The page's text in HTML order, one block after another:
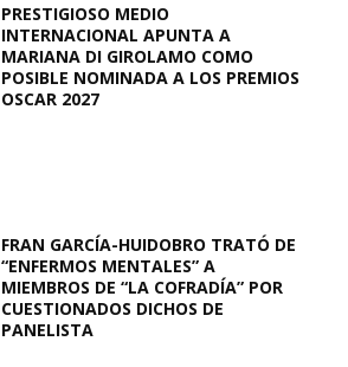
PRESTIGIOSO MEDIO
INTERNACIONAL APUNTA A
MARIANA DI GIROLAMO COMO
POSIBLE NOMINADA A LOS PREMIOS
OSCAR 2027
FRAN GARCÍA-HUIDOBRO TRATÓ DE
“ENFERMOS MENTALES” A
MIEMBROS DE “LA COFRADÍA” POR
CUESTIONADOS DICHOS DE
PANELISTA